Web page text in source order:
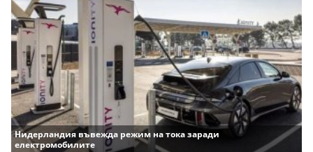
Нидерландия въвежда режим на тока заради
електромобилите